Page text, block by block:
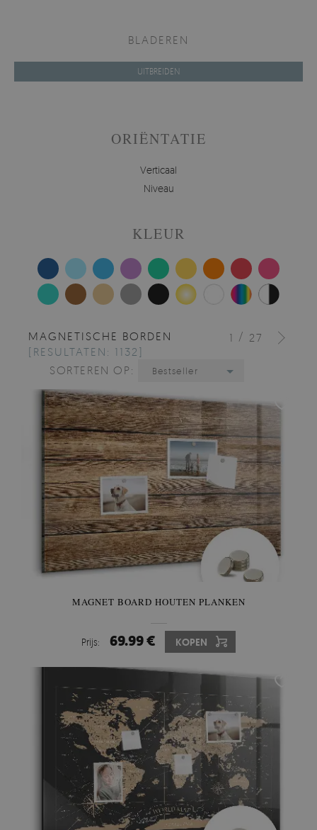
BLADEREN
UITBREIDEN
ORIËNTATIE
Verticaal
Niveau
KLEUR
1 / 27
MAGNETISCHE BORDEN
[RESULTATEN: 1132]
SORTEREN OP:
Bestseller
MAGNET BOARD HOUTEN PLANKEN
Prijs: 69.99 € KOPEN